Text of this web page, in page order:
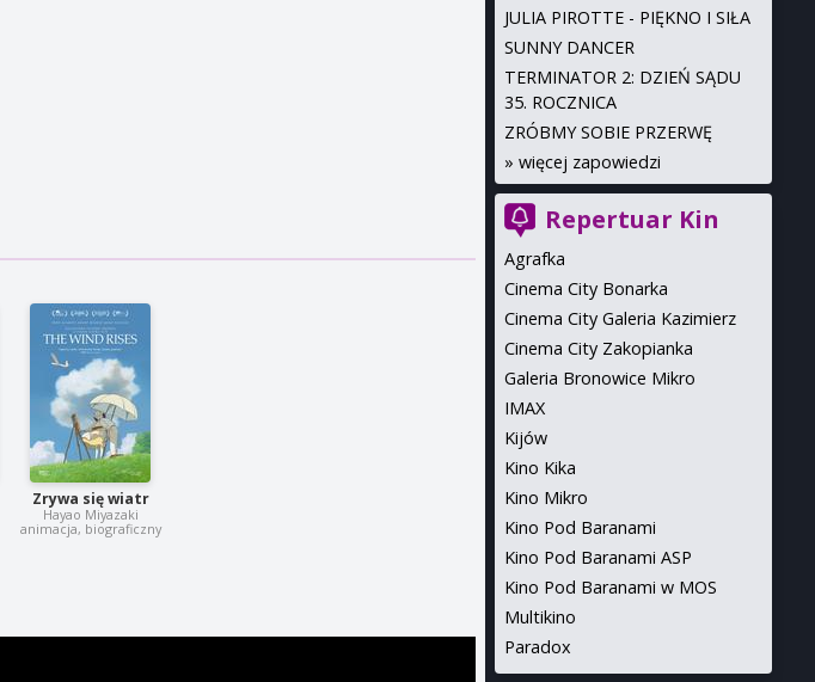
Zrywa się wiatr
Hayao Miyazaki
animacja, biograficzny
JULIA PIROTTE - PIĘKNO I SIŁA
SUNNY DANCER
TERMINATOR 2: DZIEŃ SĄDU
35. ROCZNICA
ZRÓBMY SOBIE PRZERWĘ
» więcej zapowiedzi
Repertuar Kin
Agrafka
Cinema City Bonarka
Cinema City Galeria Kazimierz
Cinema City Zakopianka
Galeria Bronowice Mikro
IMAX
Kijów
Kino Kika
Kino Mikro
Kino Pod Baranami
Kino Pod Baranami ASP
Kino Pod Baranami w MOS
Multikino
Paradox